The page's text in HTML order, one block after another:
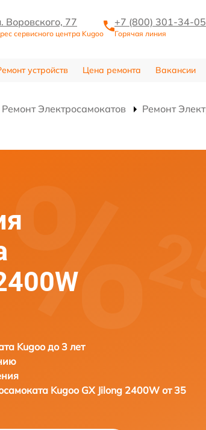
Воровского, 77
сервисного центра Kugoo
+7 (800) 301-34-05
Горячая линия
устройств Цена ремонта Вакансии
Ремонт Электросамокатов
Ремонт
Kugoo до 3 лет
Kugoo GX Jilong 2400W от 35